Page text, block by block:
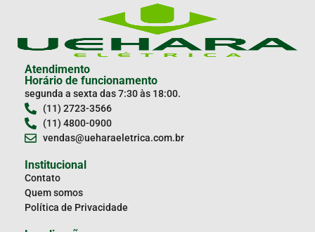
Atendimento
Horário de funcionamento
segunda a sexta das 7:30 às 18:00.
(11) 2723-3566
(11) 4800-0900
vendas@ueharaeletrica.com.br
Institucional
Contato
Quem somos
Política de Privacidade